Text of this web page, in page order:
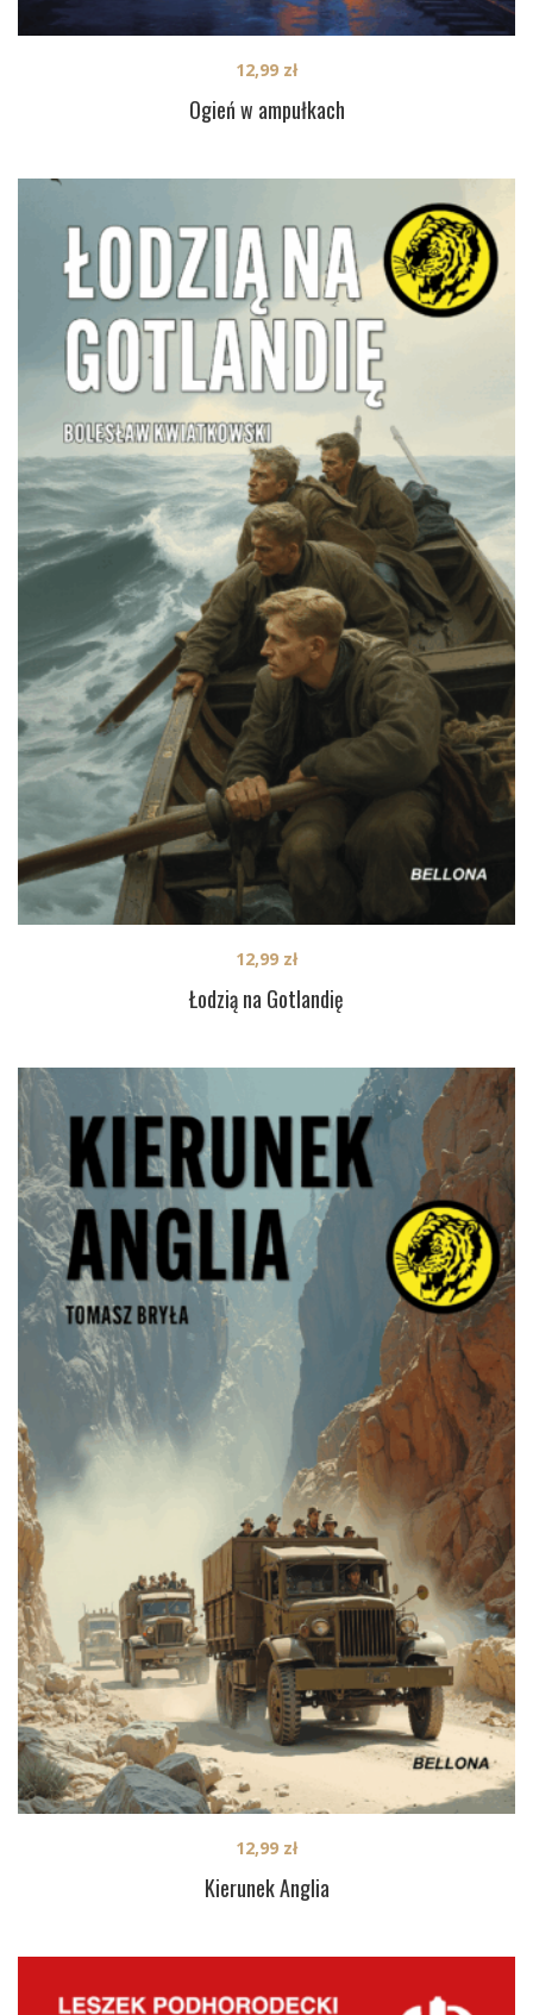
Ogień w ampułkach
12,99 zł
Łodzią na Gotlandię
12,99 zł
Kierunek Anglia
12,99 zł